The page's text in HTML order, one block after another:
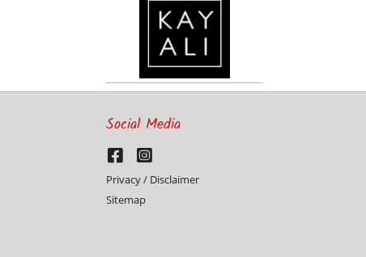
Social Media
Privacy / Disclaimer
Sitemap